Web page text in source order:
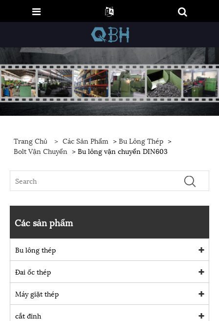
Trang Chủ > Các Sản Phẩm >Bu Lông Thép >
Bolt Vận Chuyển > Bu lông vận chuyển DIN603
Các sản phẩm
Bu lông thép
Đai ốc thép
Máy giặt thép
cắt đinh